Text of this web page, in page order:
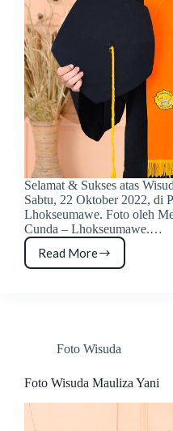
Selamat & Sukses atas
Sabtu, 22 Oktober 2022, di
Lhokseumawe. Foto oleh
Cunda – Lhokseumawe.…
Read More
Foto
Wisuda
Foto Wisuda
Foto Wisuda Mauliza Yani